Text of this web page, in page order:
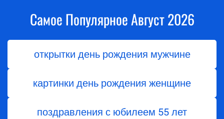
Самое Популярное Август 2026
открытки день рождения мужчине
картинки день рождения женщине
поздравления с юбилеем 55 лет